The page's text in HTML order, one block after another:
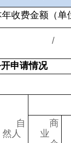
年收费金额（单
/
申请情况
自
然人
商
业